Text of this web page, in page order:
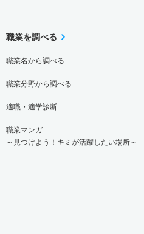
職業を調べる
職業名から調べる
職業分野から調べる
適職・適学診断
職業マンガ
～見つけよう！キミが活躍したい場所～